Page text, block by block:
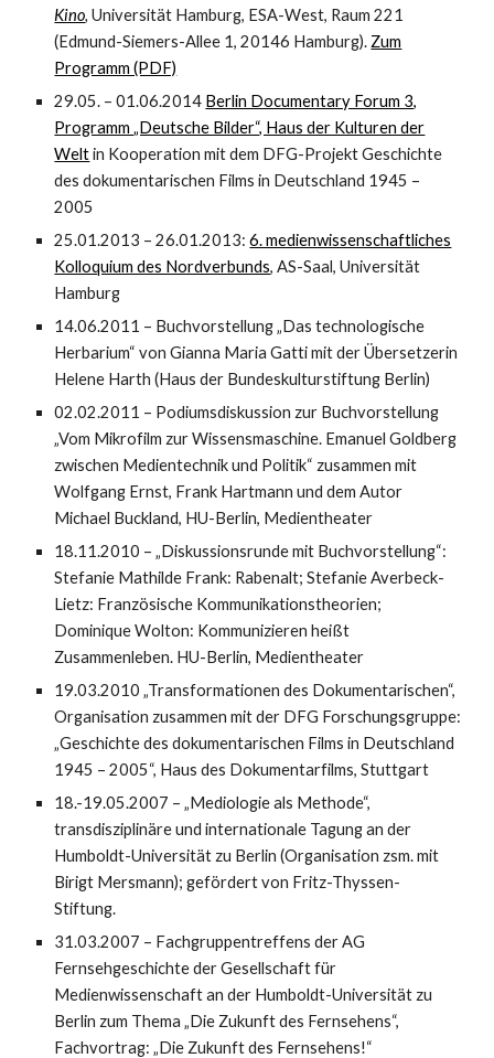
Kino,Universität Hamburg, ESA-West, Raum 221
(Edmund-Siemers-Allee 1, 20146 Hamburg). Zum
Programm (PDF)
29.05. – 01.06.2014 Berlin Documentary Forum 3,
Programm „Deutsche Bilder“, Haus der Kulturen der
Weltin Kooperation mit dem DFG-Projekt Geschichte
des dokumentarischen Films in Deutschland 1945 –
2005
25.01.2013 – 26.01.2013:6. medienwissenschaftliches
Kolloquium des Nordverbunds, AS-Saal, Universität
Hamburg
14.06.2011 – Buchvorstellung „Das technologische
Herbarium“ von Gianna Maria Gatti mit der Übersetzerin
Helene Harth (Haus der Bundeskulturstiftung Berlin)
02.02.2011 – Podiumsdiskussion zur Buchvorstellung
„Vom Mikrofilm zur Wissensmaschine. Emanuel Goldberg
zwischen Medientechnik und Politik“ zusammen mit
Wolfgang Ernst, Frank Hartmann und dem Autor
Michael Buckland, HU-Berlin, Medientheater
18.11.2010 – „Diskussionsrunde mit Buchvorstellung“:
Stefanie Mathilde Frank: Rabenalt; Stefanie Averbeck-
Lietz: Französische Kommunikationstheorien;
Dominique Wolton: Kommunizieren heißt
Zusammenleben. HU-Berlin, Medientheater
19.03.2010 „Transformationen des Dokumentarischen“,
Organisation zusammen mit der DFG Forschungsgruppe:
„Geschichte des dokumentarischen Films in Deutschland
1945 – 2005“, Haus des Dokumentarfilms, Stuttgart
18.-19.05.2007 – „Mediologie als Methode“,
transdisziplinäre und internationale Tagung an der
Humboldt-Universität zu Berlin (Organisation zsm. mit
Birigt Mersmann); gefördert von Fritz-Thyssen-
Stiftung.
31.03.2007 – Fachgruppentreffens der AG
Fernsehgeschichte der Gesell­schaft für
Medienwissenschaft an der Humboldt-Universität zu
Berlin zum The­ma „Die Zukunft des Fernsehens“,
Fachvortrag: „Die Zukunft des Fern­sehens!“